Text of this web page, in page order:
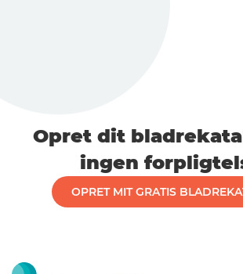
Opret dit
ingen
OPRET MIT GRATIS